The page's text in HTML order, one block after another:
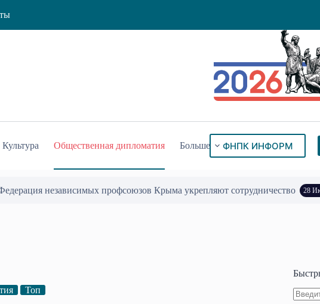
Культура Общественная дипломатия Больше ФНПК ИНФОРМ
знака «За гражданское служение» 17 Июл 2026
Топ